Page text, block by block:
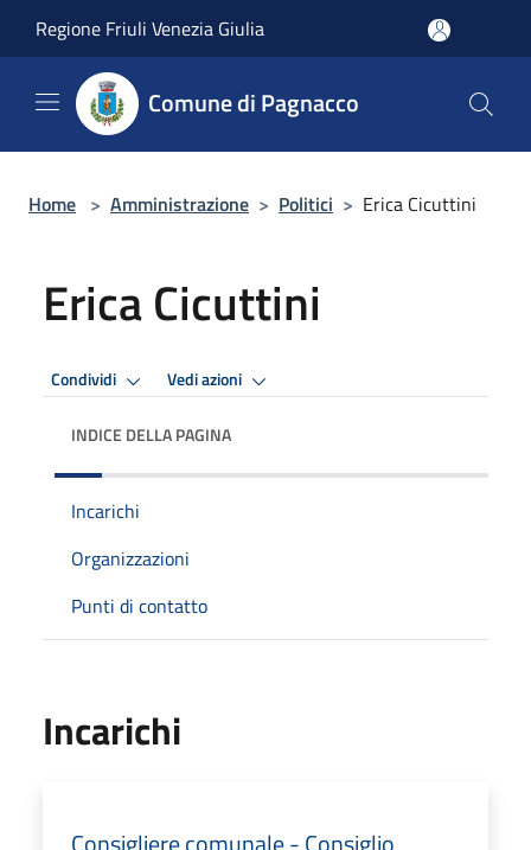
Regione Friuli Venezia Giulia
Comune di Pagnacco
Home > Amministrazione > Politici > Erica Cicuttini
Erica Cicuttini
Condividi Vedi azioni
INDICE DELLA PAGINA
Incarichi
Organizzazioni
Punti di contatto
Incarichi